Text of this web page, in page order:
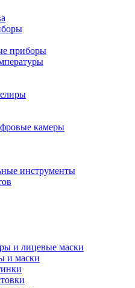
приборы
камеры
инструменты
и лицевые маски
и маски